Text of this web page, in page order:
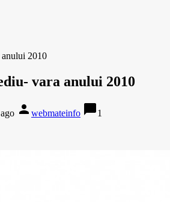
2010
vara anului 2010
person webmateinfo chat_bubble1